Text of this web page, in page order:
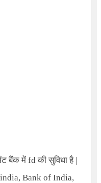
बैंक में fd की सुविधा है |
Bank of India,